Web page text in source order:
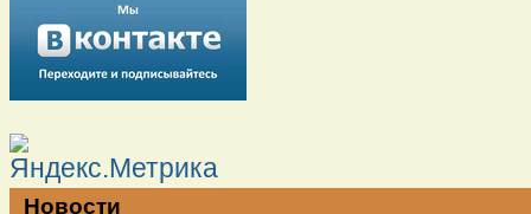
Новости